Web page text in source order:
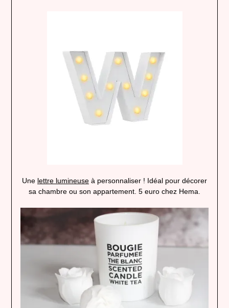
Une lettre lumineuse à personnaliser ! Idéal pour décorer
sa chambre ou son appartement. 5 euro chez Hema.